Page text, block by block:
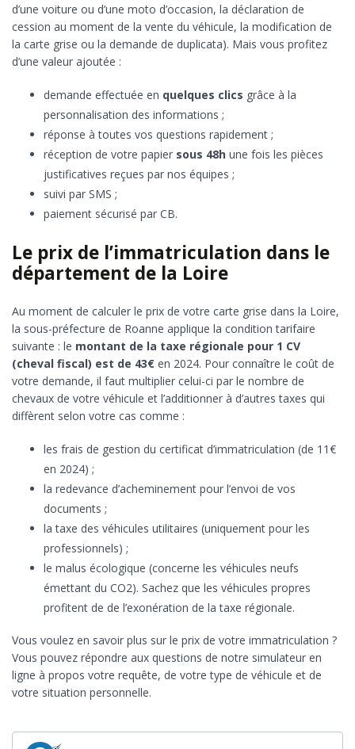
d’une voiture ou d’une moto d’occasion, la déclaration de
cession au moment de la vente du véhicule, la modification de
la carte grise ou la demande de duplicata). Mais vous profitez
d’une valeur ajoutée :
demande effectuée en quelques clics grâce à la
personnalisation des informations ;
réponse à toutes vos questions rapidement ;
réception de votre papier sous 48h une fois les pièces
justificatives reçues par nos équipes ;
suivi par SMS ;
paiement sécurisé par CB.
Le prix de l’immatriculation dans le
département de la Loire
Au moment de calculer le prix de votre carte grise dans la Loire,
la sous-préfecture de Roanne applique la condition tarifaire
suivante : le montant de la taxe régionale pour 1 CV
(cheval fiscal) est de 43€ en 2024. Pour connaître le coût de
votre demande, il faut multiplier celui-ci par le nombre de
chevaux de votre véhicule et l’additionner à d’autres taxes qui
diffèrent selon votre cas comme :
les frais de gestion du certificat d’immatriculation (de 11€
en 2024) ;
la redevance d’acheminement pour l’envoi de vos
documents ;
la taxe des véhicules utilitaires (uniquement pour les
professionnels) ;
le malus écologique (concerne les véhicules neufs
émettant du CO2). Sachez que les véhicules propres
profitent de de l’exonération de la taxe régionale.
Vous voulez en savoir plus sur le prix de votre immatriculation ?
Vous pouvez répondre aux questions de notre simulateur en
ligne à propos votre requête, de votre type de véhicule et de
votre situation personnelle.